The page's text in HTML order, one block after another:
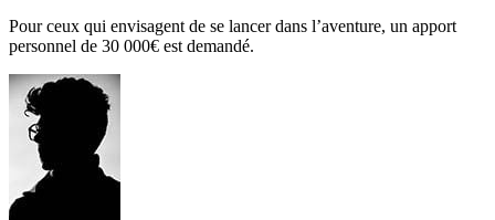
Pour ceux qui envisagent de se lancer dans l’aventure, un apport
personnel de 30 000€ est demandé.